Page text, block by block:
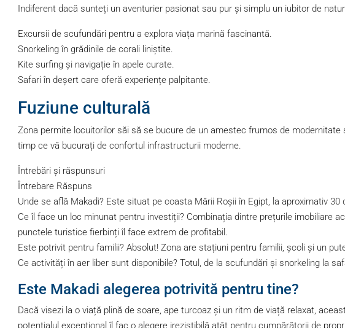
Indiferent dacă sunteți un aventurier pasionat sau pur și simplu un iubitor de
Excursii de scufundări pentru a explora viața marină fascinantă.
Snorkeling în grădinile de corali liniştite.
Kite surfing și navigație în apele curate.
Safari în deșert care oferă experiențe palpitante.
Fuziune culturală
Zona permite locuitorilor săi să se bucure de un amestec frumos de
timp ce vă bucurați de confortul infrastructurii moderne.
Întrebări și răspunsuri
Întrebare Răspuns
Unde se află Makadi? Este situat pe coasta Mării Roșii în Egipt, la aproximativ 30
Ce îl face un loc minunat pentru investiții? Combinația dintre prețurile imobiliare
punctele turistice fierbinți îl face extrem de profitabil.
Este potrivit pentru familii? Absolut! Zona are stațiuni pentru familii, școli și un
Ce activități în aer liber sunt disponibile? Totul, de la scufundări și snorkeling la
Este Makadi alegerea potrivită pentru tine?
Dacă visezi la o viață plină de soare, ape turcoaz și un ritm de viață relaxat,
potențialul excepțional îl fac o alegere irezistibilă atât pentru cumpărătorii de